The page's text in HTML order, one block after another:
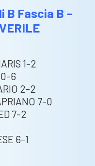
B Fascia B –
1-2
0-6
2-2
7-0
7-2
6-1